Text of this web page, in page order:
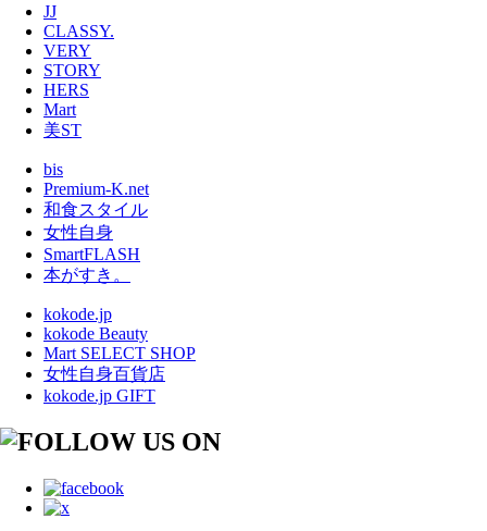
JJ
CLASSY.
VERY
STORY
HERS
Mart
美ST
bis
Premium-K.net
和食スタイル
女性自身
SmartFLASH
本がすき。
kokode.jp
kokode Beauty
Mart SELECT SHOP
女性自身百貨店
kokode.jp GIFT